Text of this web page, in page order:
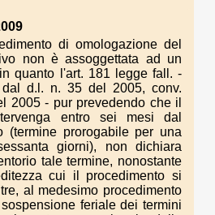
di omologazione del
non è assoggettata ad un
quanto l'art. 181 legge fall. -
d.l. n. 35 del 2005, conv.
2005 - pur prevedendo che il
entro sei mesi dal
(termine prorogabile per una
giorni), non dichiara
tale termine, nonostante
cui il procedimento si
al medesimo procedimento
feriale dei termini